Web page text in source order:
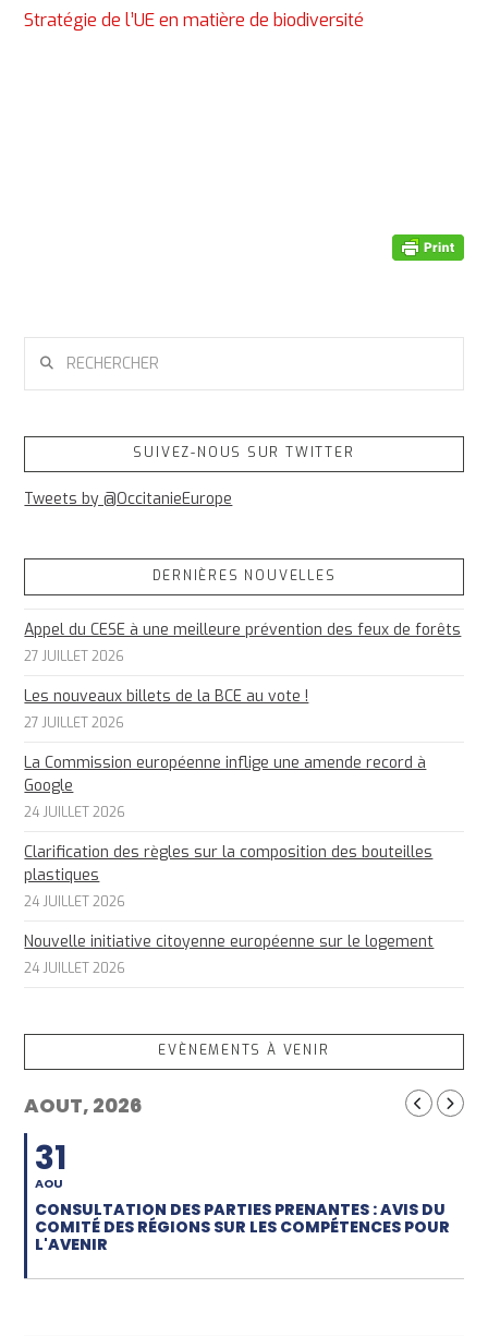
Stratégie de l’UE en matière de biodiversité
SUIVEZ-NOUS SUR TWITTER
Tweets by @OccitanieEurope
DERNIÈRES NOUVELLES
Appel du CESE à une meilleure prévention des feux de forêts
27 JUILLET 2026
Les nouveaux billets de la BCE au vote !
27 JUILLET 2026
La Commission européenne inflige une amende record à
Google
24 JUILLET 2026
Clarification des règles sur la composition des bouteilles
plastiques
24 JUILLET 2026
Nouvelle initiative citoyenne européenne sur le logement
24 JUILLET 2026
EVÈNEMENTS À VENIR
AOUT, 2026
31
AOU
CONSULTATION DES PARTIES PRENANTES : AVIS DU
COMITÉ DES RÉGIONS SUR LES COMPÉTENCES POUR
L'AVENIR